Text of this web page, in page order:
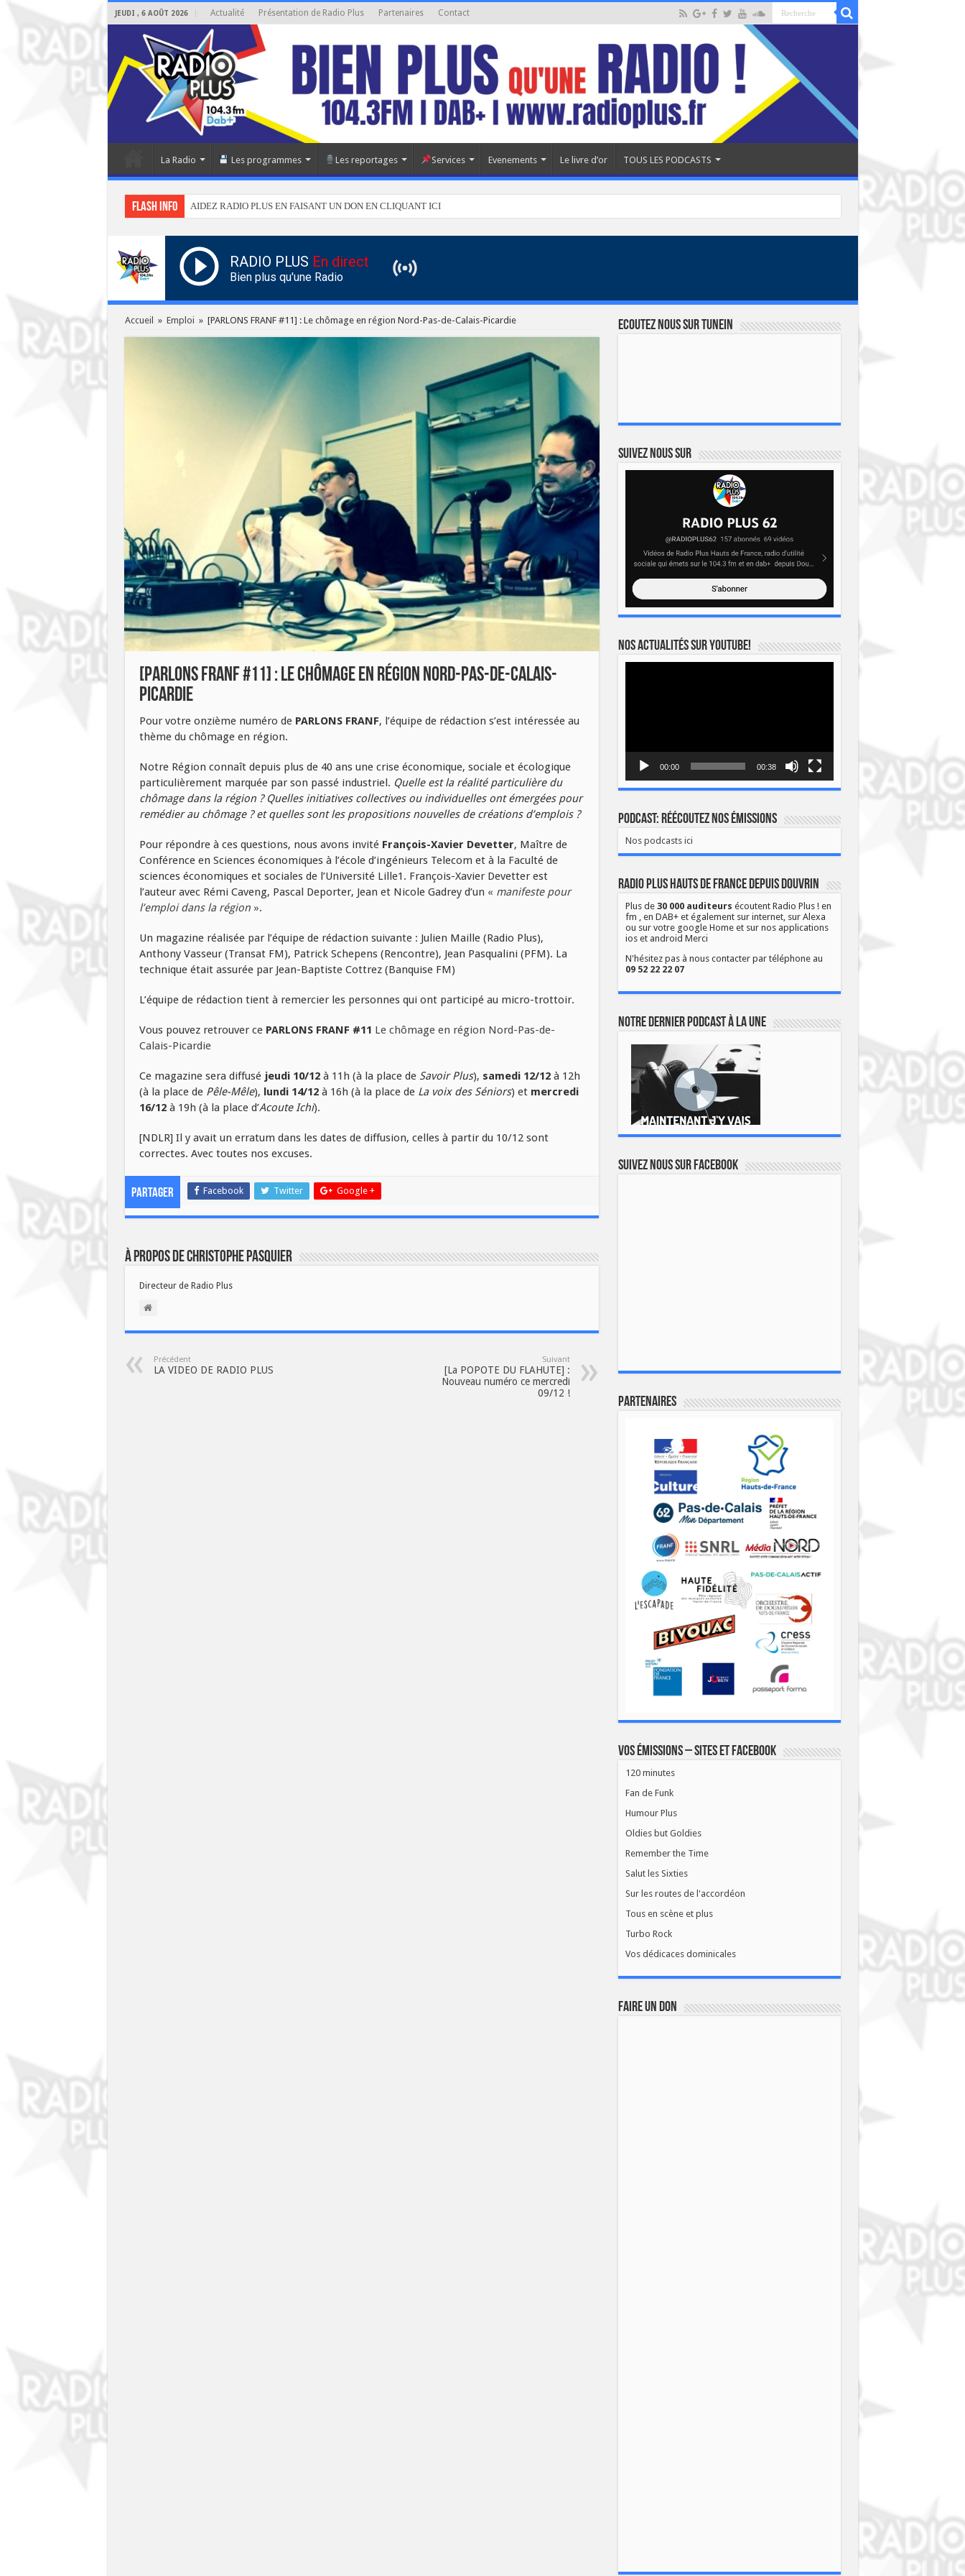
JEUDI , 6 AOÛT 2026 Actualité Présentation de Radio Plus Partenaires Contact
La Radio Les programmes Les reportages Services Evenements Le livre d’or TOUS LES PODCASTS
Flash info AIDEZ RADIO PLUS EN FAISANT UN DON EN CLIQUANT ICI
RADIO PLUS En direct
Bien plus qu'une Radio
Accueil » Emploi » [PARLONS FRANF #11] : Le chômage en région Nord-Pas-de-Calais-Picardie
[PARLONS FRANF #11] : Le chômage en région Nord-Pas-de-Calais-
Picardie
Pour votre onzième numéro dePARLONS FRANF, l’équipe de rédaction s’est intéressée au
thème du chômage en région.
Notre Région connaît depuis plus de 40 ans une crise économique, sociale et écologique
particulièrement marquée par son passé industriel. Quelle est la réalité particulière du
chômage dans la région ? Quelles initiatives collectives ou individuelles ont émergées pour
remédier au chômage ? et quelles sont les propositions nouvelles de créations d’emplois ?
Pour répondre à ces questions, nous avons invité François-Xavier Devetter, Maître de
Conférence en Sciences économiques à l’école d’ingénieurs Telecom et à la Faculté de
sciences économiques et sociales de l’Université Lille1. François-Xavier Devetter est
l’auteur avec Rémi Caveng, Pascal Deporter, Jean et Nicole Gadrey d’un « manifeste pour
l’emploi dans la région ».
Un magazine réalisée par l’équipe de rédaction suivante : Julien Maille (Radio Plus),
Anthony Vasseur (Transat FM), Patrick Schepens (Rencontre), Jean Pasqualini (PFM). La
technique était assurée par Jean-Baptiste Cottrez (Banquise FM)
L’équipe de rédaction tient à remercier les personnes qui ont participé au micro-trottoir.
Vous pouvez retrouver ce PARLONS FRANF #11 Le chômage en région Nord-Pas-de-
Calais-Picardie
Ce magazine sera diffusé jeudi 10/12à 11h (à la place de Savoir Plus), samedi 12/12à 12h
(à la place de Pêle-Mêle), lundi 14/12à 16h (à la place de La voix des Séniors) et mercredi
16/12à 19h (à la place d’Acoute Ichi).
[NDLR] Il y avait un erratum dans les dates de diffusion, celles à partir du 10/12 sont
correctes. Avec toutes nos excuses.
Partager Facebook Twitter Google +
À propos de Christophe PASQUIER
Directeur de Radio Plus
Précédent
LA VIDEO DE RADIO PLUS
Suivant
[La POPOTE DU FLAHUTE] :
Nouveau numéro ce mercredi
09/12 !
Ecoutez nous sur TuneIn
Suivez nous sur
Nos actualités sur YOUTUBE!
00:00 00:38
Podcast: Réécoutez nos émissions
Nos podcasts ici
Radio Plus Hauts de France depuis Douvrin
Plus de 30 000 auditeurs écoutent Radio Plus ! en
fm , en DAB+ et également sur internet, sur Alexa
ou sur votre google Home et sur nos applications
ios et android Merci
N'hésitez pas à nous contacter par téléphone au
09 52 22 22 07
Notre dernier podcast à la une
Suivez nous sur Facebook
Partenaires
Vos émissions – Sites et Facebook
120 minutes
Fan de Funk
Humour Plus
Oldies but Goldies
Remember the Time
Salut les Sixties
Sur les routes de l'accordéon
Tous en scène et plus
Turbo Rock
Vos dédicaces dominicales
FAIRE UN DON